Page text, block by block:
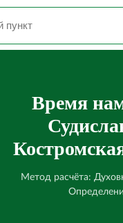
Время
Метод расчёта: